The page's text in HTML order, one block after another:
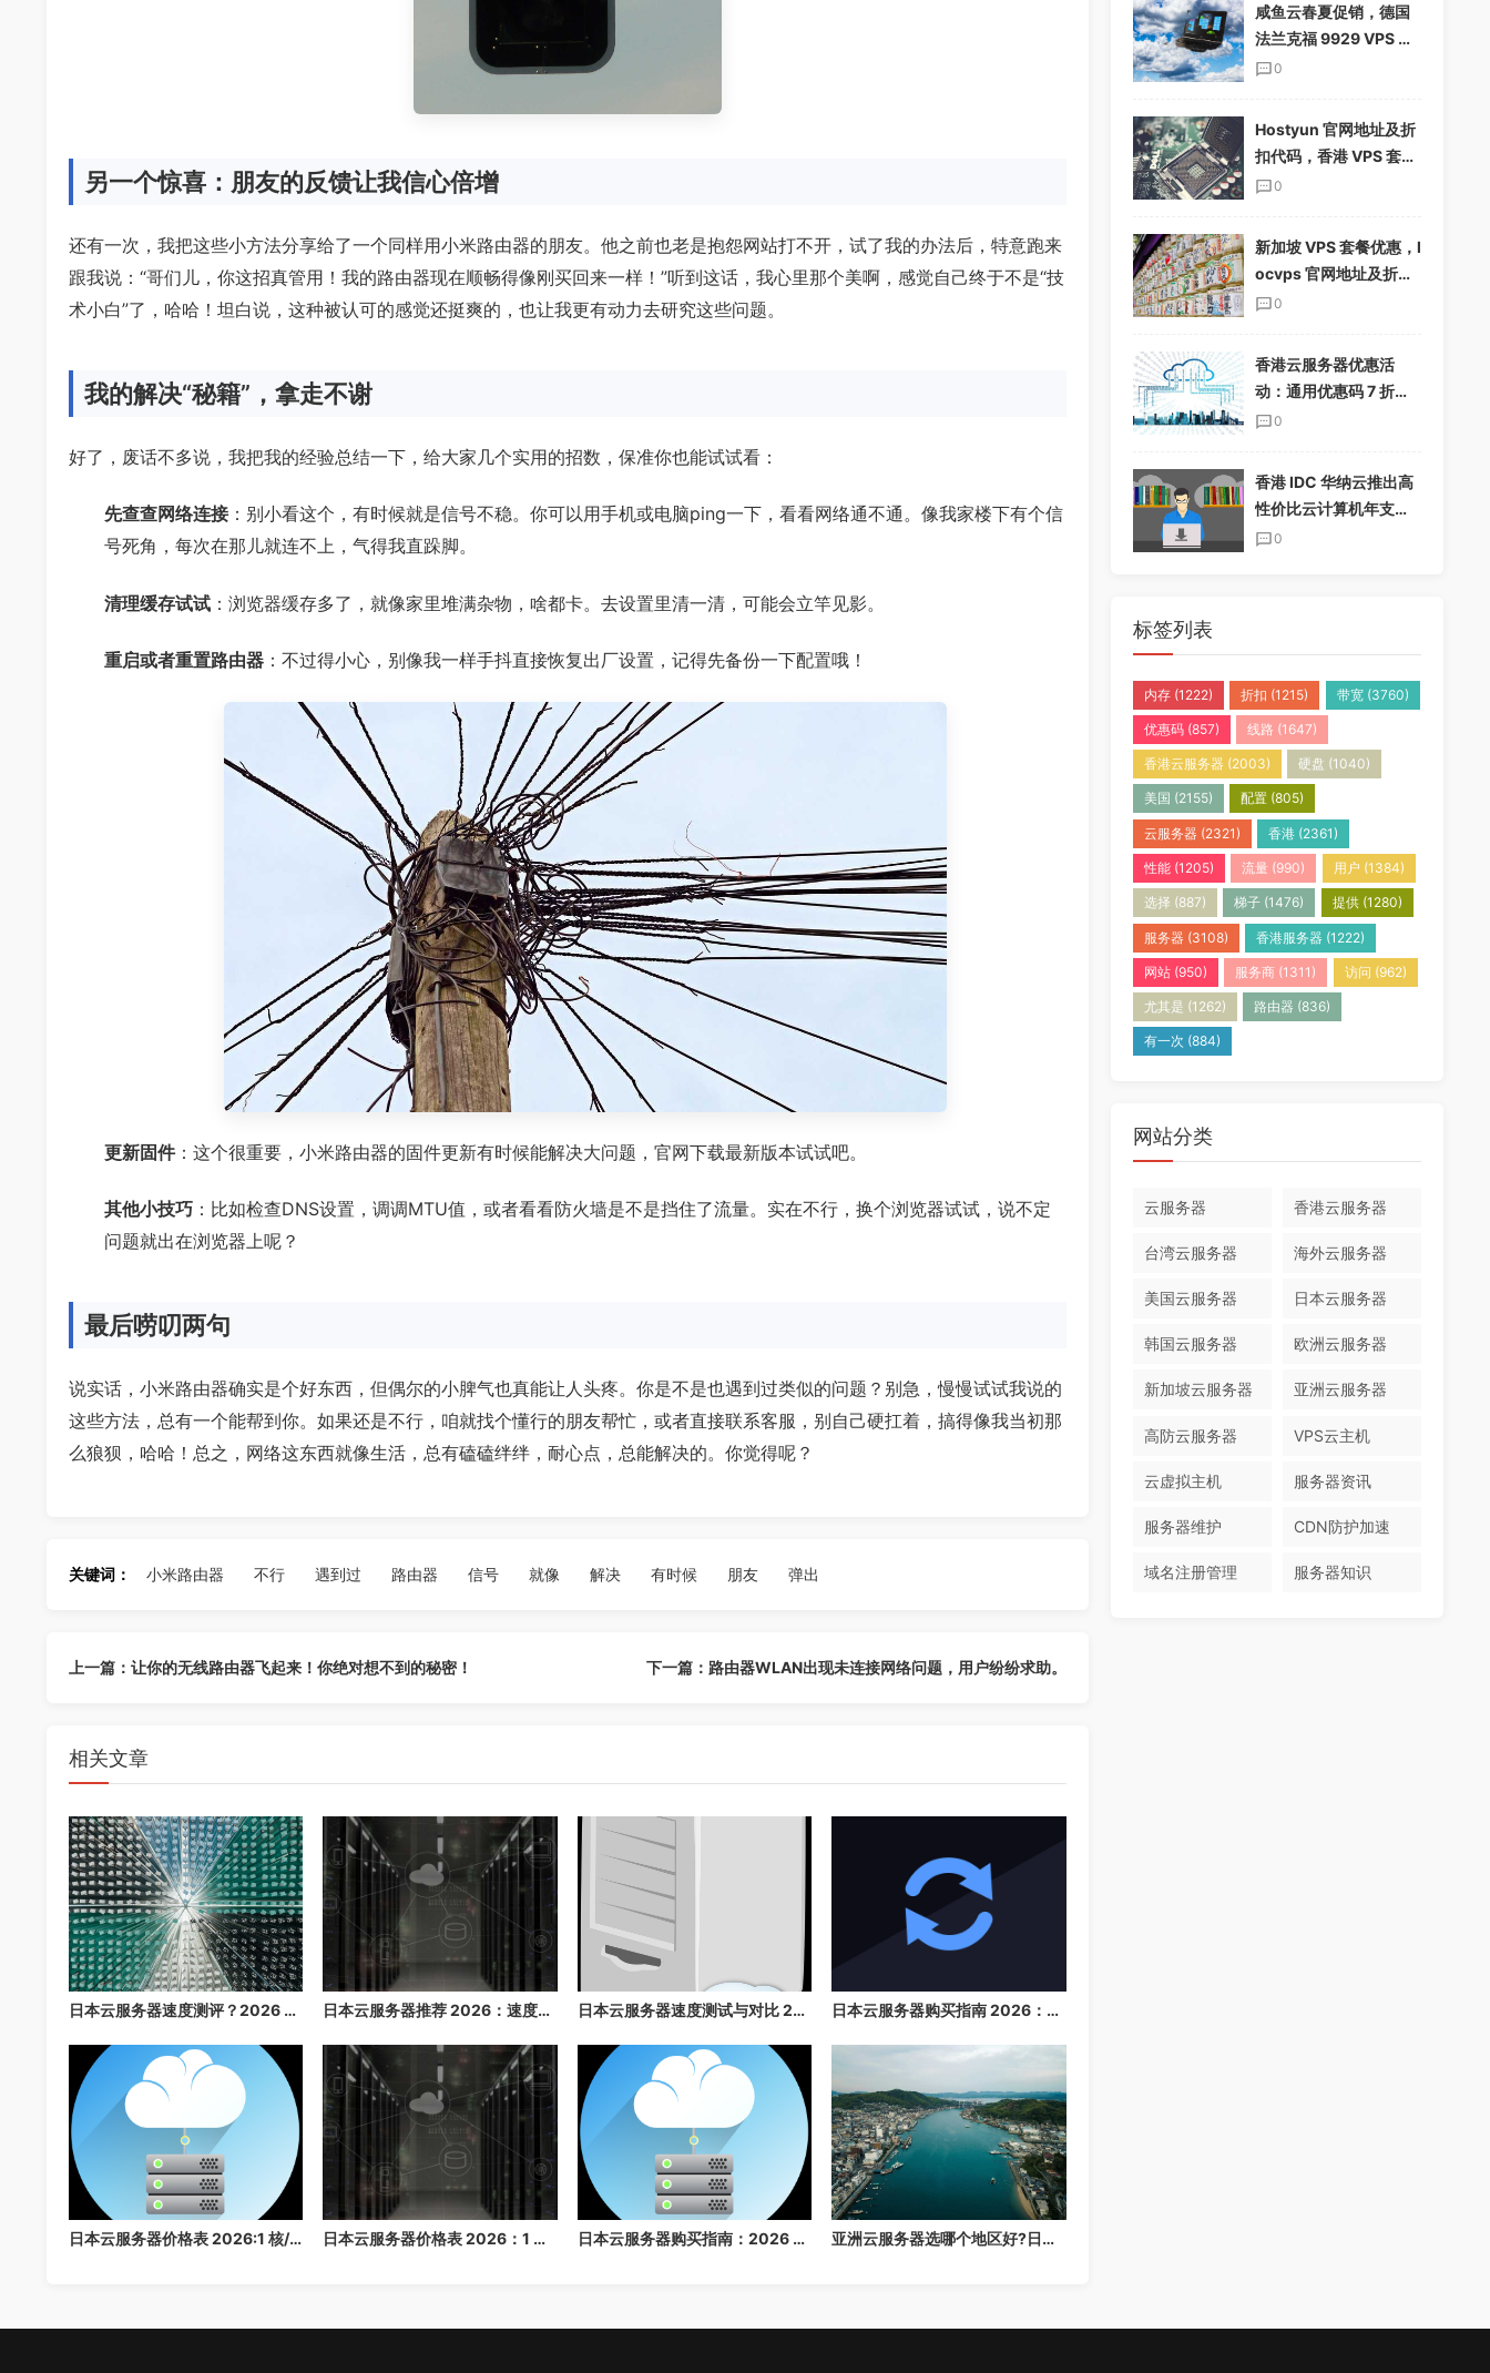
另一个惊喜：朋友的反馈让我信心倍增
还有一次，我把这些小方法分享给了一个同样用小米路由器的朋友。他之前也老是抱怨网站打不开，试了我的办法后，特意跑来
跟我说：“哥们儿，你这招真管用！我的路由器现在顺畅得像刚买回来一样！”听到这话，我心里那个美啊，感觉自己终于不是“技
术小白”了，哈哈！坦白说，这种被认可的感觉还挺爽的，也让我更有动力去研究这些问题。
我的解决“秘籍”，拿走不谢
好了，废话不多说，我把我的经验总结一下，给大家几个实用的招数，保准你也能试试看：
先查查网络连接：别小看这个，有时候就是信号不稳。你可以用手机或电脑ping一下，看看网络通不通。像我家楼下有个信
号死角，每次在那儿就连不上，气得我直跺脚。
清理缓存试试 ：浏览器缓存多了，就像家里堆满杂物，啥都卡。去设置里清一清，可能会立竿见影。
重启或者重置路由器 ：不过得小心，别像我一样手抖直接恢复出厂设置，记得先备份一下配置哦！
更新固件：这个很重要，小米路由器的固件更新有时候能解决大问题，官网下载最新版本试试吧。
其他小技巧 ：比如检查DNS设置，调调MTU值，或者看看防火墙是不是挡住了流量。实在不行，换个浏览器试试，说不定
问题就出在浏览器上呢？
最后唠叨两句
说实话，小米路由器确实是个好东西，但偶尔的小脾气也真能让人头疼。你是不是也遇到过类似的问题？别急，慢慢试试我说的
这些方法，总有一个能帮到你。如果还是不行，咱就找个懂行的朋友帮忙，或者直接联系客服，别自己硬扛着，搞得像我当初那
么狼狈，哈哈！总之，网络这东西就像生活，总有磕磕绊绊，耐心点，总能解决的。你觉得呢？
关键词： 小米路由器 不行 遇到过 路由器 信号 就像 解决 有时候 朋友 弹出
上一篇：让你的无线路由器飞起来！你绝对想不到的秘密！ 下一篇：路由器WLAN出现未连接网络问题，用户纷纷求助。
相关文章
日本云服务器速度测评？2026 年最详细的日本云服务器速度测试，看完再买不后悔 日本云服务器推荐 2026：速度快、稳定性高、性价比高的日本云主机推荐 日本云服务器速度测试与对比 2026：延迟、带宽、稳定性全面评测 日本云服务器购买指南 2026：速度、价格与配置选择建议
日本云服务器价格表 2026:1 核/2 核/4 核/8 核配置每月多少钱？ 日本云服务器价格表 2026：1 核/2 核/4 核/8 核配置每月多少钱？ 日本云服务器购买指南：2026 年速度、价格与配置选择建议 亚洲云服务器选哪个地区好?日本新加坡香港深度对比
咸鱼云春夏促销，德国
法兰克福 9929 VPS 下
单享 85%折扣，配置翻
0
Hostyun 官网地址及折
扣代码，香港 VPS 套餐
介绍
0
新加坡 VPS 套餐优惠，l
ocvps 官网地址及折扣
码分享
0
香港云服务器优惠活
动：通用优惠码 7 折，
半年付加送一个月，年
0
香港 IDC 华纳云推出高
性价比云计算机年支付
套餐，免实名免备案
0
标签列表
内存 (1222) 折扣 (1215) 带宽(3760)
优惠码 (857) 线路 (1647)
香港云服务器 (2003) 硬盘 (1040)
美国 (2155) 配置 (805)
云服务器 (2321) 香港 (2361)
性能 (1205) 流量 (990) 用户 (1384)
选择 (887) 梯子 (1476) 提供(1280)
服务器 (3108) 香港服务器 (1222)
网站 (950) 服务商 (1311) 访问 (962)
尤其是 (1262) 路由器 (836)
有一次 (884)
网站分类
云服务器 香港云服务器
台湾云服务器 海外云服务器
美国云服务器 日本云服务器
韩国云服务器 欧洲云服务器
新加坡云服务器 亚洲云服务器
高防云服务器 VPS云主机
云虚拟主机 服务器资讯
服务器维护 CDN防护加速
域名注册管理 服务器知识